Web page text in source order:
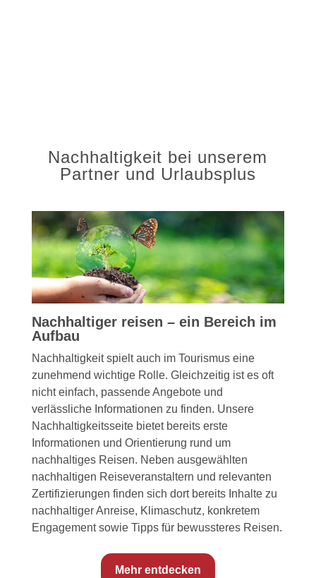
Nachhaltigkeit bei unserem
Partner und Urlaubsplus
Nachhaltiger reisen – ein Bereich im
Aufbau
Nachhaltigkeit spielt auch im Tourismus eine
zunehmend wichtige Rolle. Gleichzeitig ist es oft
nicht einfach, passende Angebote und
verlässliche Informationen zu finden. Unsere
Nachhaltigkeitsseite bietet bereits erste
Informationen und Orientierung rund um
nachhaltiges Reisen. Neben ausgewählten
nachhaltigen Reiseveranstaltern und relevanten
Zertifizierungen finden sich dort bereits Inhalte zu
nachhaltiger Anreise, Klimaschutz, konkretem
Engagement sowie Tipps für bewussteres Reisen.
Mehr entdecken